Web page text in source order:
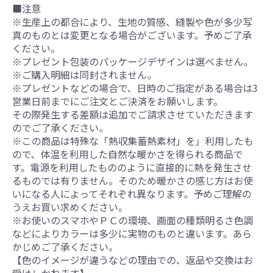
■注意
※生産上の都合により、生地の質感、縫製や色が多少写
真のものとは変更となる場合がございます。予めご了承
ください。
※プレゼント包装のパッケージデザインは選べません。
※ご購入明細は同封されません。
※プレゼントなどの場合で、日時のご指定がある場合は3
営業日前までにご注文とご決済をお願いします。
その際発生する差額は追加でご請求させていただきます
のでご了承ください。
※この商品は特殊な「熱収集蓄熱素材」を」利用したも
ので、体温を利用した自然な暖かさを得られる商品で
す。電源を利用したもののように直接的に熱を発生させ
るものでは有りません。そのため暖かさの感じ方はお使
いになる人によってそれぞれ異なります。予めご理解の
うえお買い求めください。
※お使いのスマホやＰＣの環境、画面の種類明るさ色調
などによりカラーは多少に実物のものと違います。あら
かじめご了承ください。
【色のイメージが違うなどの理由での、返品や交換はお